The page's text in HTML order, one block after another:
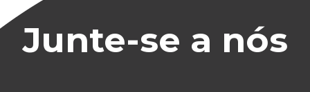
Junte-se a nós